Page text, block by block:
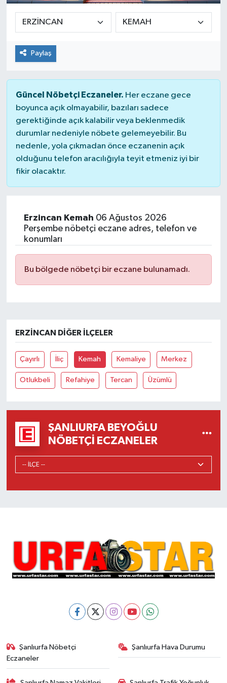
Paylaş
Güncel Nöbetçi Eczaneler. Her eczane gece
boyunca açık olmayabilir, bazıları sadece
gerektiğinde açık kalabilir veya beklenmedik
durumlar nedeniyle nöbete gelemeyebilir. Bu
nedenle, yola çıkmadan önce eczanenin açık
olduğunu telefon aracılığıyla teyit etmeniz iyi bir
fikir olacaktır.
Erzincan Kemah 06 Ağustos 2026
Perşembe nöbetçi eczane adres, telefon ve
konumları
Bu bölgede nöbetçi bir eczane bulunamadı.
ERZINCAN DIĞER İLÇELER
Çayırlı İliç Kemah Kemaliye Merkez
Otlukbeli Refahiye Tercan Üzümlü
ŞANLIURFA BEYOĞLU
NÖBETÇI ECZANELER
Şanlıurfa Nöbetçi
Eczaneler
Şanlıurfa Hava Durumu